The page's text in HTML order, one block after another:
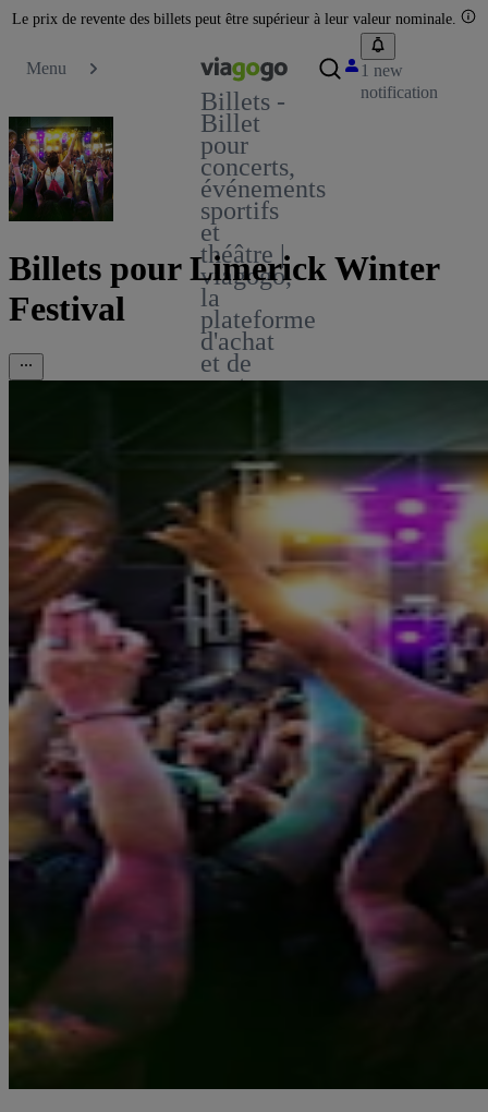
Le prix de revente des billets peut être supérieur à leur valeur nominale.
Menu
Billets -
Billet
pour
concerts,
événements
sportifs
et
théâtre |
viagogo,
la
plateforme
d'achat
et de
vente
1 new
notification
Billets pour Limerick Winter
Festival